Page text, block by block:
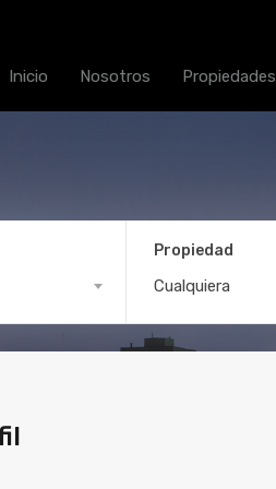
Inicio Nosotros Propiedades
Propiedad
Cualquiera
a Mafil